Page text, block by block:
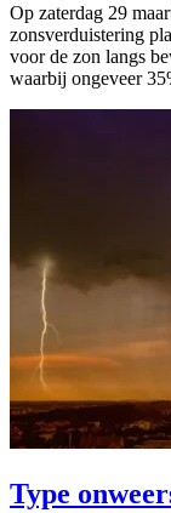
Op zaterdag 29
zonsverduistering
voor de zon langs
waarbij ongeveer
Type